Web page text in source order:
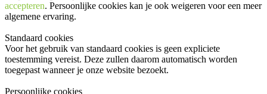
accepteren. Persoonlijke cookies kan je ook weigeren voor een meer
algemene ervaring.
Standaard cookies
Voor het gebruik van standaard cookies is geen expliciete
toestemming vereist. Deze zullen daarom automatisch worden
toegepast wanneer je onze website bezoekt.
Persoonlijke cookies